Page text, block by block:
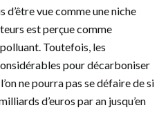
d’être vue comme une niche
est perçue comme
Toutefois, les
pour décarboniser
ne pourra pas se défaire de si
d’euros par an jusqu’en